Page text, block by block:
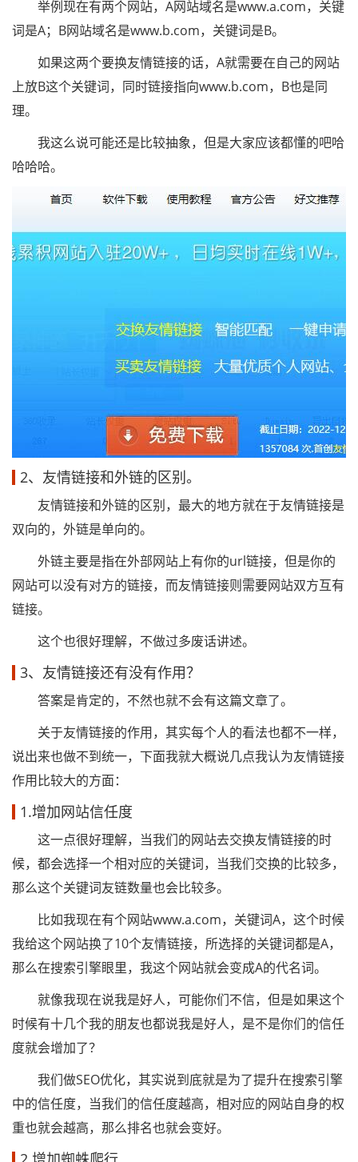
举例现在有两个网站，A网站域名是www.a.com，关键
词是A；B网站域名是www.b.com，关键词是B。
如果这两个要换友情链接的话，A就需要在自己的网站
上放B这个关键词，同时链接指向www.b.com，B也是同
理。
我这么说可能还是比较抽象，但是大家应该都懂的吧哈
哈哈哈。
2、友情链接和外链的区别。
友情链接和外链的区别，最大的地方就在于友情链接是
双向的，外链是单向的。
外链主要是指在外部网站上有你的url链接，但是你的
网站可以没有对方的链接，而友情链接则需要网站双方互有
链接。
这个也很好理解，不做过多废话讲述。
3、友情链接还有没有作用？
答案是肯定的，不然也就不会有这篇文章了。
关于友情链接的作用，其实每个人的看法也都不一样，
说出来也做不到统一，下面我就大概说几点我认为友情链接
作用比较大的方面：
1.增加网站信任度
这一点很好理解，当我们的网站去交换友情链接的时
候，都会选择一个相对应的关键词，当我们交换的比较多，
那么这个关键词友链数量也会比较多。
比如我现在有个网站www.a.com，关键词A，这个时候
我给这个网站换了10个友情链接，所选择的关键词都是A，
那么在搜索引擎眼里，我这个网站就会变成A的代名词。
就像我现在说我是好人，可能你们不信，但是如果这个
时候有十几个我的朋友也都说我是好人，是不是你们的信任
度就会增加了？
我们做SEO优化，其实说到底就是为了提升在搜索引擎
中的信任度，当我们的信任度越高，相对应的网站自身的权
重也就会越高，那么排名也就会变好。